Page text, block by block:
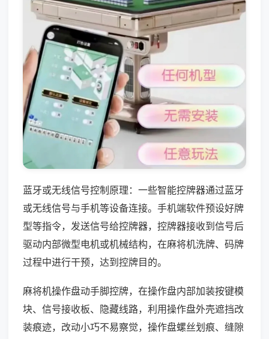
蓝牙或无线信号控制原理：一些智能控牌器通过蓝牙
或无线信号与手机等设备连接。手机端软件预设好牌
型等指令，发送信号给控牌器，控牌器接收到信号后
驱动内部微型电机或机械结构，在麻将机洗牌、码牌
过程中进行干预，达到控牌目的。
麻将机操作盘动手脚控牌，在操作盘内部加装按键模
块、信号接收板、隐藏线路，利用操作盘外壳遮挡改
装痕迹，改动小巧不易察觉，操作盘螺丝划痕、缝隙